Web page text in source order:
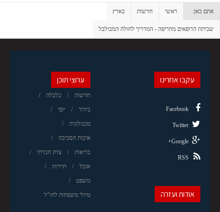
אתם כאן: ראשי חדשות בארץ
שביתת הרופאים מחריפה - המדריך לחולה המבולבל
ערוצי תוכן
חדשות כלכלה
בידור יופי
טכנולוגיה
איכות הסביבה
בריאות צדק חברתי
אוכל תיירות
משפט
טיולי משפחות לחו"ל
עקבו אחרינו
Facebook
Twitter
Google+
RSS
אודות ועזרה